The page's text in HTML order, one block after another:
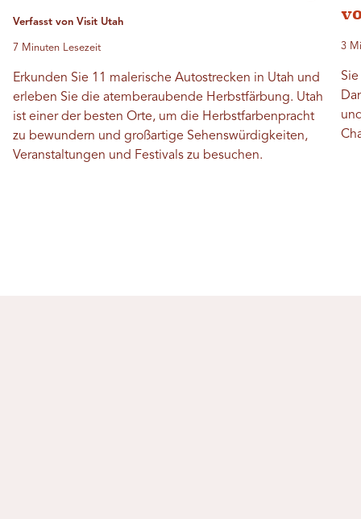
Verfasst von Visit Utah
7 Minuten Lesezeit
Erkunden Sie 11 malerische Autostrecken in Utah und
erleben Sie die atemberaubende Herbstfärbung. Utah
ist einer der besten Orte, um die Herbstfarbenpracht
zu bewundern und großartige Sehenswürdigkeiten,
Veranstaltungen und Festivals zu besuchen.
3